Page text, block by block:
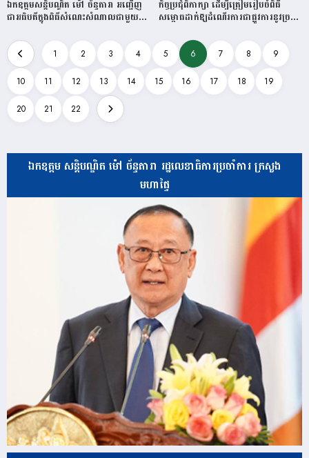
គ្រួសារ
ឯកឧត្តមសន្តិបណ្ឌិត ម៉ៅ ច័ន្ទតារា អញ្ជើញ
ជាអធិបតីក្នុងពិធីសំណេះសំណាលជាមួយទី
កិច្ចប្រជុំពិភាក្សា ដើម្បីត្រៀមរៀបចំពិធី
សម្ពោធដាក់ឱ្យដំណើរការជាផ្លូវការនូវច្រក
1 2 3 4 5 6 7 8 9
10 11 12 13 14 15 16 17 18 19
20 21 22
ឯកឧត្តម សន្តិបណ្ឌិត ម៉ៅ ច័ន្ទតារា រដ្ឋលេខាធិការប្រចាំការ ក្រសួង
មហាផ្ទៃ